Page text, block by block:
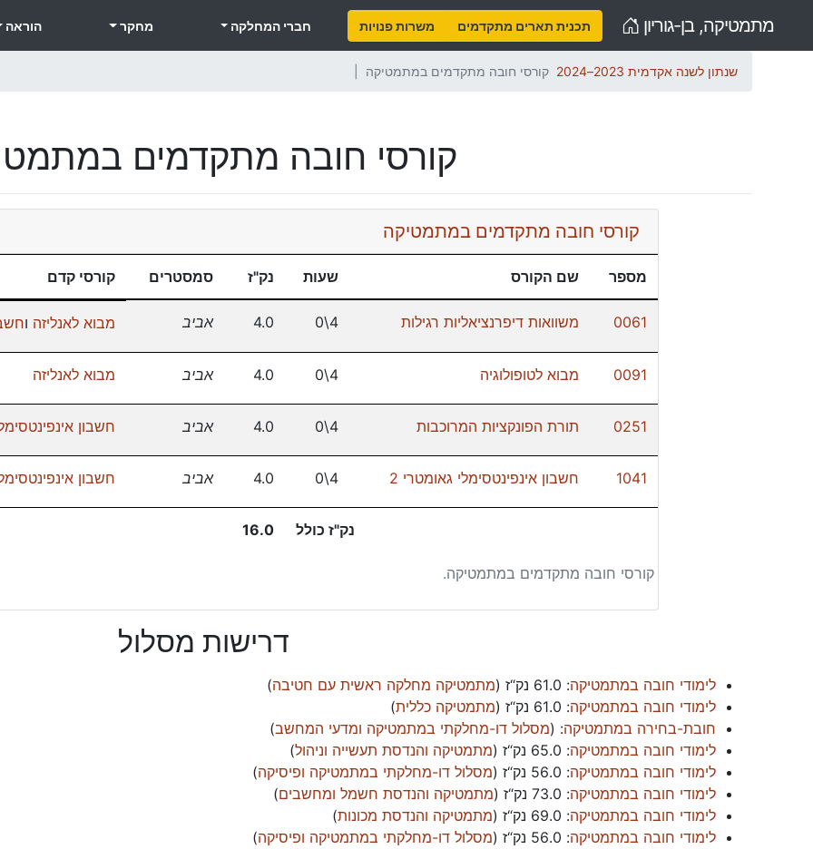
מתמטיקה, בן-גוריון Home משרות פנויות תכנית תארים מתקדמים חברי המחלקה מחקר הוראה
שנתון לשנה אקדמית 2023–2024 קורסי חובה מתקדמים במתמטיקה
קורסי חובה מתקדמים
קורסי חובה מתקדמים במתמטיקה
קורסי חובה מתקדמים במתמטיקה.
מספר שם הקורס שעות נק"ז סמסטרים קורסי קדם
נק"ז כולל 16.0
0061 משוואות דיפרנציאליות רגילות 4\0
4.0 אביב מבוא לאנליזה ו
0091 מבוא לטופולוגיה 4\0
4.0 אביב מבוא לאנליזה
0251 תורת הפונקציות המרוכבות 4\0
4.0 אביב חשבון
1041 חשבון אינפינטסימלי גאומטרי 2 4\0
4.0 אביב חשבון
דרישות מסלול
לימודי חובה במתמטיקה: 61.0 נק“ז (מתמטיקה מחלקה ראשית עם חטיבה)
לימודי חובה במתמטיקה: 61.0 נק“ז (מתמטיקה כללית)
חובת-בחירה במתמטיקה: (מסלול דו-מחלקתי במתמטיקה ומדעי המחשב)
לימודי חובה במתמטיקה: 65.0 נק“ז (מתמטיקה והנדסת תעשייה וניהול)
לימודי חובה במתמטיקה: 56.0 נק“ז (מסלול דו-מחלקתי במתמטיקה ופיסיקה)
לימודי חובה במתמטיקה: 73.0 נק“ז (מתמטיקה והנדסת חשמל ומחשבים)
לימודי חובה במתמטיקה: 69.0 נק“ז (מתמטיקה והנדסת מכונות)
לימודי חובה במתמטיקה: 56.0 נק“ז (מסלול דו-מחלקתי במתמטיקה ופיסיקה)